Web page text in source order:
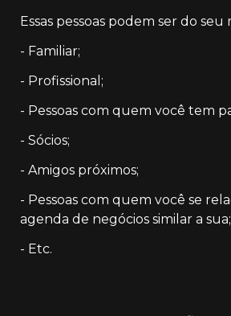
Essas pessoas podem ser do seu
- Familiar;
- Profissional;
- Pessoas com quem você tem
- Sócios;
- Amigos próximos;
- Pessoas com quem você se
agenda de negócios similar a sua;
- Etc.